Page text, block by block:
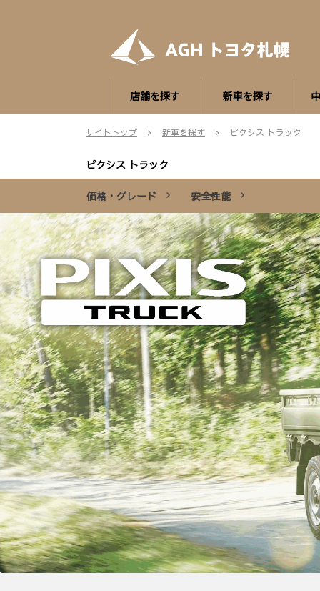
店舗を探す 新車を探す
サイトトップ 新車を探す ピクシス トラック
ピクシス トラック
価格・グレード 安全性能